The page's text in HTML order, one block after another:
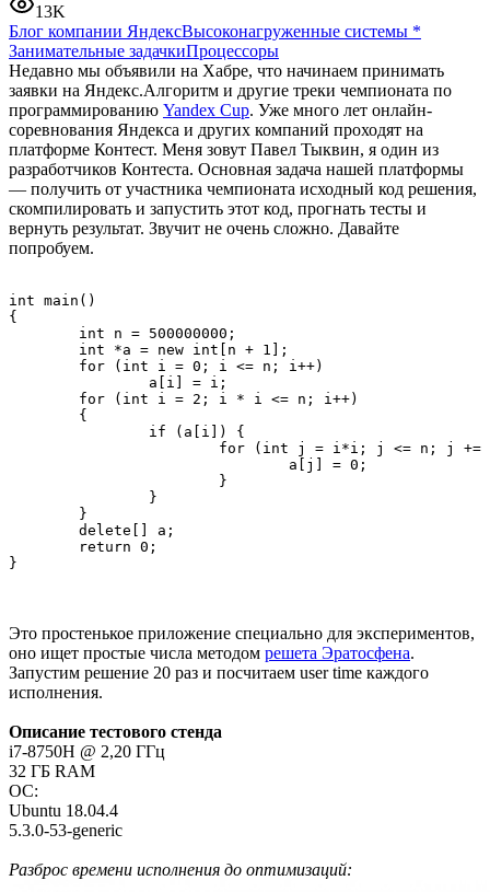
13K
Блог компании ЯндексВысоконагруженные системы *
Занимательные задачкиПроцессоры
Недавно мы объявили на Хабре, что начинаем принимать
заявки на Яндекс.Алгоритм и другие треки чемпионата по
программированию Yandex Cup. Уже много лет онлайн-
соревнования Яндекса и других компаний проходят на
платформе Контест. Меня зовут Павел Тыквин, я один из
разработчиков Контеста. Основная задача нашей платформы
— получить от участника чемпионата исходный код решения,
скомпилировать и запустить этот код, прогнать тесты и
вернуть результат. Звучит не очень сложно. Давайте
попробуем.
int main()
{
}
Это простенькое приложение специально для экспериментов,
оно ищет простые числа методом решета Эратосфена.
Запустим решение 20 раз и посчитаем user time каждого
исполнения.
Описание тестового стенда
i7-8750H @ 2,20 ГГц
32 ГБ RAM
OС:
Ubuntu 18.04.4
5.3.0-53-generic
Разброс времени исполнения до оптимизаций: